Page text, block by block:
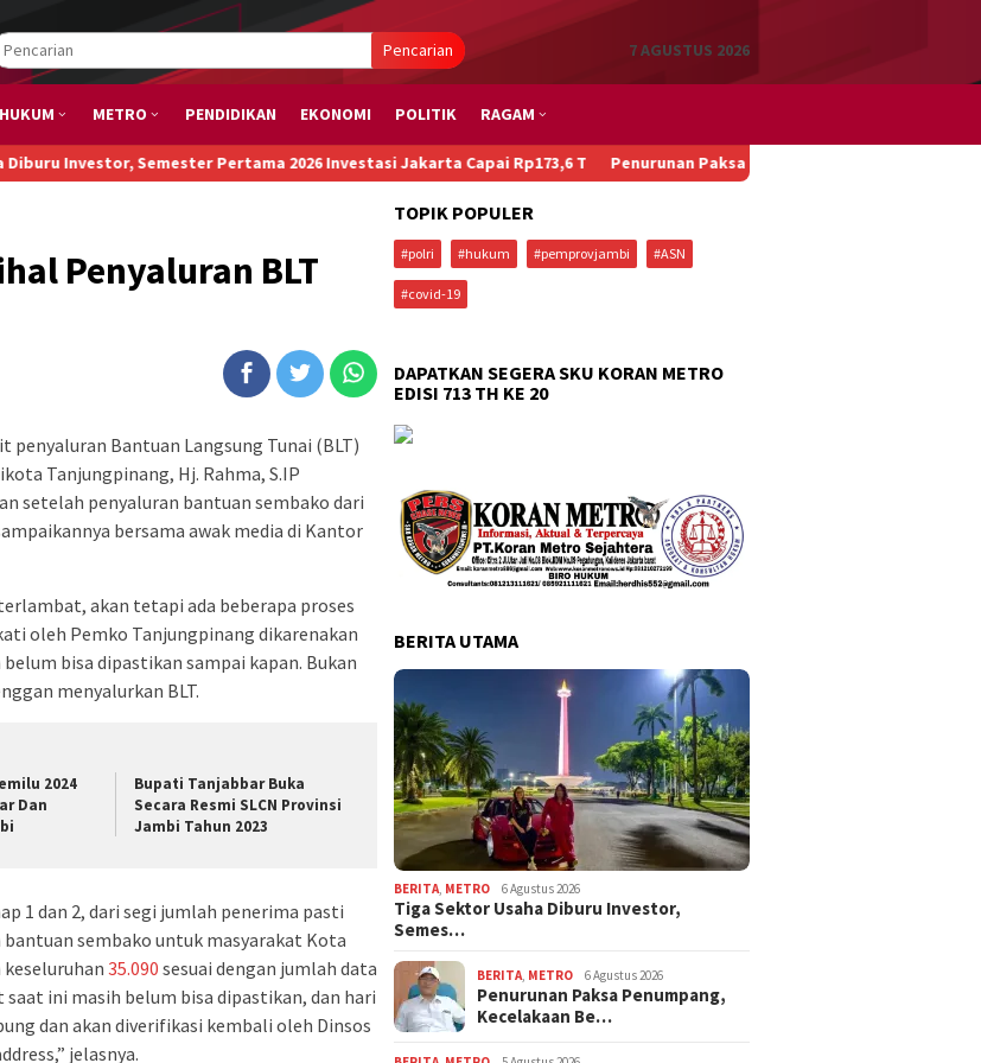
Pencarian 7 AGUSTUS 2026
HUKUM METRO PENDIDIKAN EKONOMI POLITIK RAGAM
Semester Pertama 2026 Investasi Jakarta Capai Rp173,6 T Penurunan Paksa Penumpang, Kecelakaan Beruntun,
Penyaluran BLT
penyaluran Bantuan Langsung Tunai (BLT)
Tanjungpinang, Hj. Rahma, S.IP
setelah penyaluran bantuan sembako dari
bersama awak media di Kantor
akan tetapi ada beberapa proses
oleh Pemko Tanjungpinang dikarenakan
bisa dipastikan sampai kapan. Bukan
menyalurkan BLT.
2024
Dan
Bupati Tanjabbar Buka
Secara Resmi SLCN Provinsi
Jambi Tahun 2023
1 dan 2, dari segi jumlah penerima pasti
sembako untuk masyarakat Kota
35.090 sesuai dengan jumlah data
ini masih belum bisa dipastikan, dan hari
dan akan diverifikasi kembali oleh Dinsos
jelasnya.
TOPIK POPULER
#polri #hukum #pemprovjambi #ASN
#covid-19
DAPATKAN SEGERA SKU KORAN METRO
EDISI 713 TH KE 20
BERITA UTAMA
BERITA, METRO 6 Agustus 2026
Tiga Sektor Usaha Diburu Investor,
Semes…
BERITA, METRO 6 Agustus 2026
Penurunan Paksa Penumpang,
Kecelakaan Be…